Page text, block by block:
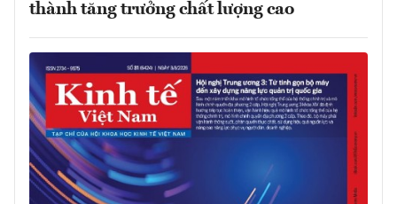
thành tăng trưởng chất lượng cao